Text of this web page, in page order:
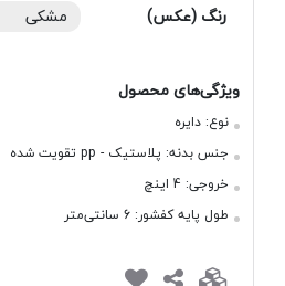
رنگ (عکس) مشکی
ویژگی‌های محصول
نوع:دایره
جنس بدنه: پلاستیک - pp تقویت شده
خروجی: 4 اینچ
طول پایه کفشور:6 سانتی‌متر